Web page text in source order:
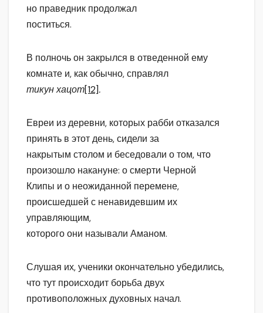
но праведник продолжал
поститься.
В полночь он закрылся в отведенной ему
комнате и, как обычно, справлял
тикун хацот[12].
Евреи из деревни, которых рабби отказался
принять в этот день, сидели за
накрытым столом и беседовали о том, что
произошло накануне: о смерти Черной
Клипы и о неожиданной перемене,
происшедшей с ненавидевшим их
управляющим,
которого они называли Аманом.
Слушая их, ученики окончательно убедились,
что тут происходит борьба двух
противоположных духовных начал.